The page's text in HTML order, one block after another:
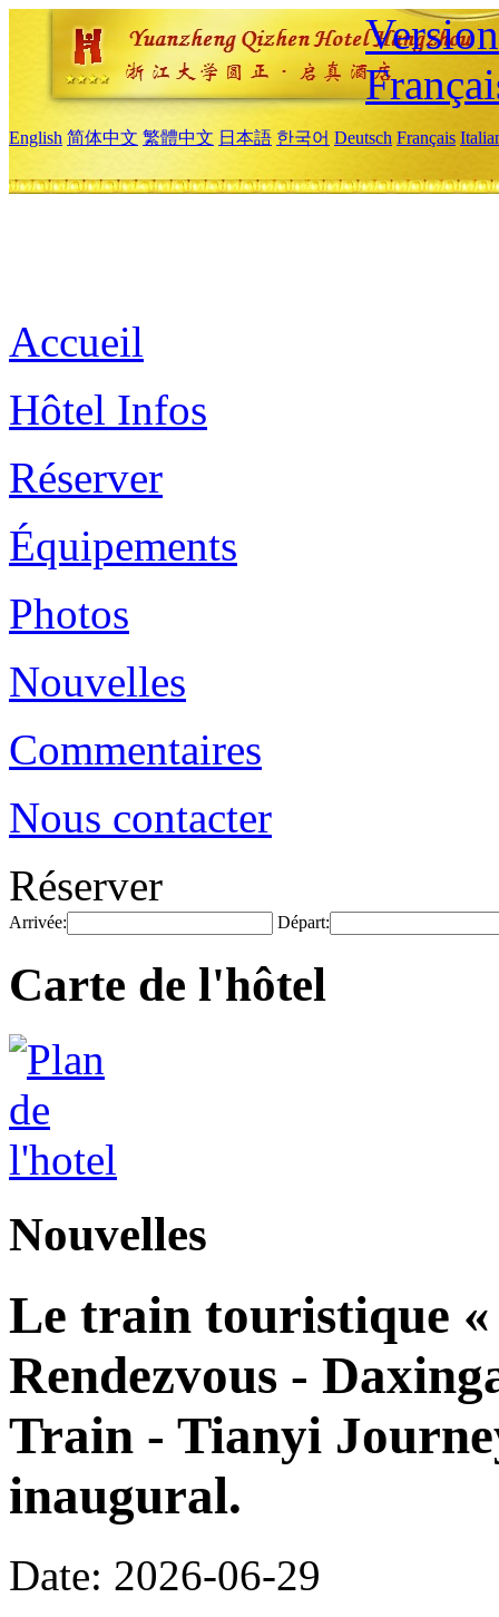
English 简体中文 繁體中文 日本語 한국어 Deutsch Français
Accueil
Hôtel Infos
Réserver
Équipements
Photos
Nouvelles
Commentaires
Nous contacter
Réserver
Arrivée: Départ:
Carte de l'hôtel
Nouvelles
Le train touristique
Rendezvous -
Train - Tianyi
inaugural.
Date: 2026-06-29